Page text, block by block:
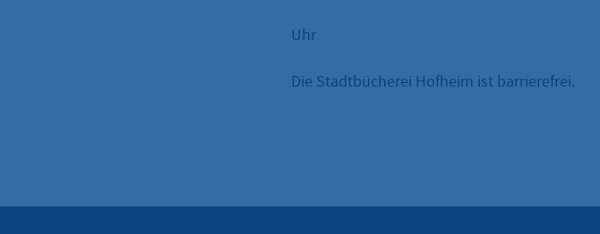
Uhr
Die Stadtbücherei Hofheim ist barrierefrei.